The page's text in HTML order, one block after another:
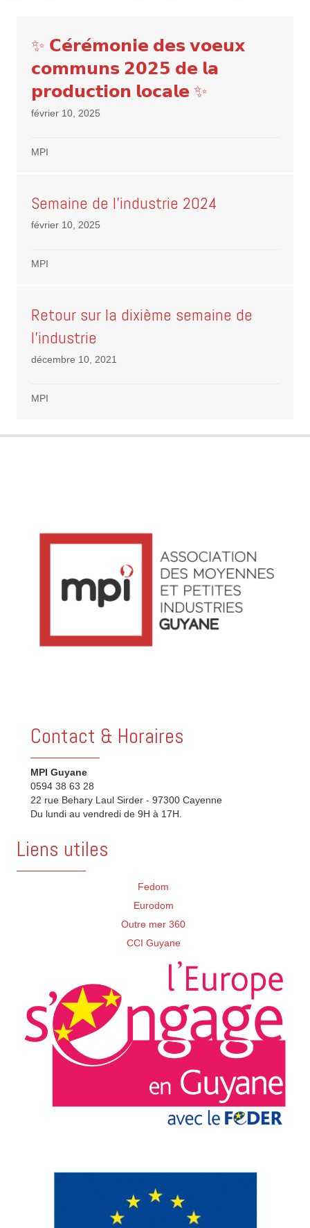
✨ 𝗖𝗲́𝗿𝗲́𝗺𝗼𝗻𝗶𝗲 𝗱𝗲𝘀 𝘃𝗼𝗲𝘂𝘅
𝗰𝗼𝗺𝗺𝘂𝗻𝘀 𝟮𝟬𝟮𝟱 𝗱𝗲 𝗹𝗮
𝗽𝗿𝗼𝗱𝘂𝗰𝘁𝗶𝗼𝗻 𝗹𝗼𝗰𝗮𝗹𝗲 ✨
février 10, 2025
MPI
Semaine de l’industrie 2024
février 10, 2025
MPI
Retour sur la dixième semaine de
l’industrie
décembre 10, 2021
MPI
Contact & Horaires
MPI Guyane
0594 38 63 28
22 rue Behary Laul Sirder - 97300 Cayenne
Du lundi au vendredi de 9H à 17H.
Liens utiles
Fedom
Eurodom
Outre mer 360
CCI Guyane